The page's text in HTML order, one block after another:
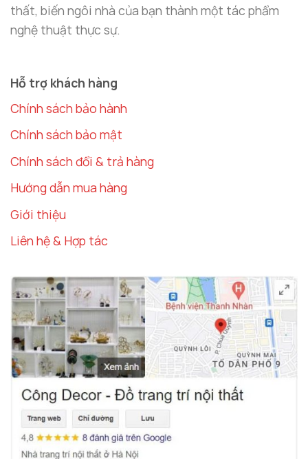
thất, biến ngôi nhà của bạn thành một tác phẩm
nghệ thuật thực sự.
Hỗ trợ khách hàng
Chính sách bảo hành
Chính sách bảo mật
Chính sách đổi & trả hàng
Hướng dẫn mua hàng
Giới thiệu
Liên hệ & Hợp tác